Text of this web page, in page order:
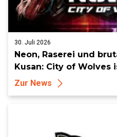
30. Juli 2026
Neon, Raserei und
Kusan: City of
Zur News